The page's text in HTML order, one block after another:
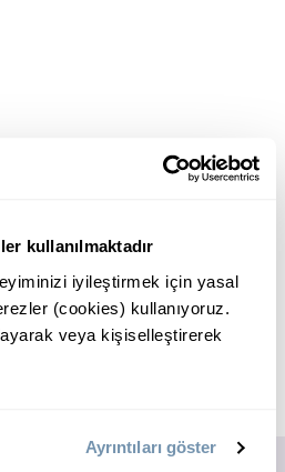
kullanılmaktadır
iyileştirmek için yasal
(cookies) kullanıyoruz.
veya kişiselleştirerek
Ayrıntıları göster